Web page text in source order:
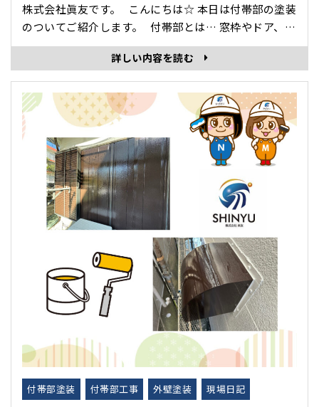
株式会社眞友です。 こんにちは☆ 本日は付帯部の塗装
のついてご紹介します。 付帯部とは… 窓枠やドア、ベ
ランダの手すりなど、壁面と屋根以外の細かな部分の
こと！ 付帯部も塗装されることで、外壁と一体感のあ
る仕上がりに✨ 下塗り ･･･
詳しい内容を読む
付帯部塗装 付帯部工事 外壁塗装 現場日記